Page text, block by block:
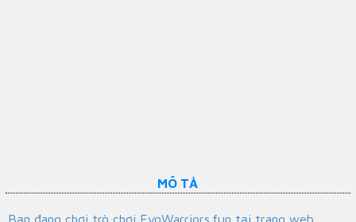
MÔ TẢ
Bạn đang chơi trò chơi EvoWarriors.fun tại trang web